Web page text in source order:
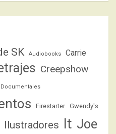
SK Audiobooks Carrie
Creepshow
Documentales
Firestarter Gwendy's
Ilustradores It Joe